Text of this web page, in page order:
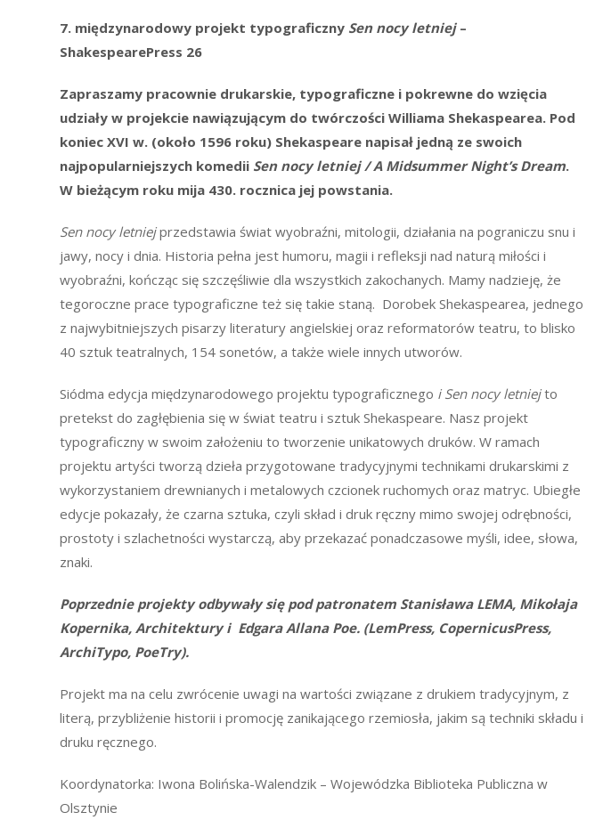
7. międzynarodowy projekt typograficzny Sen nocy letniej–
ShakespearePress 26
Zapraszamy pracownie drukarskie, typograficzne i pokrewne do wzięcia
udziały w projekcie nawiązującym do twórczości Williama Shekaspearea. Pod
koniec XVI w. (około 1596 roku) Shekaspeare napisał jedną ze swoich
najpopularniejszych komedii Sen nocy letniej / A Midsummer Night’s Dream.
W bieżącym roku mija 430. rocznica jej powstania.
Sen nocy letniejprzedstawia świat wyobraźni, mitologii, działania na pograniczu snu i
jawy, nocy i dnia. Historia pełna jest humoru, magii i refleksji nad naturą miłości i
wyobraźni, kończąc się szczęśliwie dla wszystkich zakochanych. Mamy nadzieję, że
tegoroczne prace typograficzne też się takie staną. Dorobek Shekaspearea, jednego
z najwybitniejszych pisarzy literatury angielskiej oraz reformatorów teatru, to blisko
40 sztuk teatralnych, 154 sonetów, a także wiele innych utworów.
Siódma edycja międzynarodowego projektu typograficznego i Sen nocy letniejto
pretekst do zagłębienia się w świat teatru i sztuk Shekaspeare. Nasz projekt
typograficzny w swoim założeniu to tworzenie unikatowych druków. W ramach
projektu artyści tworzą dzieła przygotowane tradycyjnymi technikami drukarskimi z
wykorzystaniem drewnianych i metalowych czcionek ruchomych oraz matryc. Ubiegłe
edycje pokazały, że czarna sztuka, czyli skład i druk ręczny mimo swojej odrębności,
prostoty i szlachetności wystarczą, aby przekazać ponadczasowe myśli, idee, słowa,
znaki.
Poprzednie projekty odbywały się pod patronatem Stanisława LEMA, Mikołaja
Kopernika, Architektury i Edgara Allana Poe. (LemPress, CopernicusPress,
ArchiTypo, PoeTry).
Projekt ma na celu zwrócenie uwagi na wartości związane z drukiem tradycyjnym, z
literą, przybliżenie historii i promocję zanikającego rzemiosła, jakim są techniki składu i
druku ręcznego.
Koordynatorka: Iwona Bolińska-Walendzik – Wojewódzka Biblioteka Publiczna w
Olsztynie